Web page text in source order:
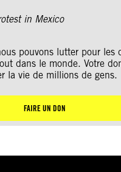
pouvons lutter pour les
dans le monde. Votre
la vie de millions de gens.
FAIRE UN DON